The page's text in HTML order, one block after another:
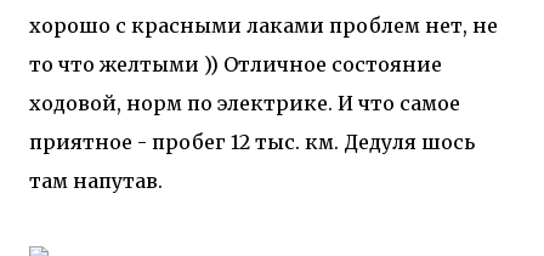
хорошо с красными лаками проблем нет, не
то что желтыми )) Отличное состояние
ходовой, норм по электрике. И что самое
приятное - пробег 12 тыс. км. Дедуля шось
там напутав.